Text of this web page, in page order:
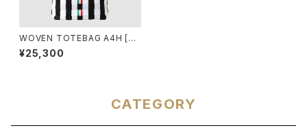
WOVEN TOTEBAG A4H [BI
ANCONERO]
¥25,300
CATEGORY